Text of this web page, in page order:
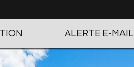
ALERTE E-MAIL